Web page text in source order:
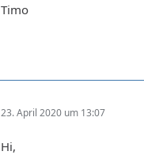
Timo
23. April 2020 um 13:07
Hi,